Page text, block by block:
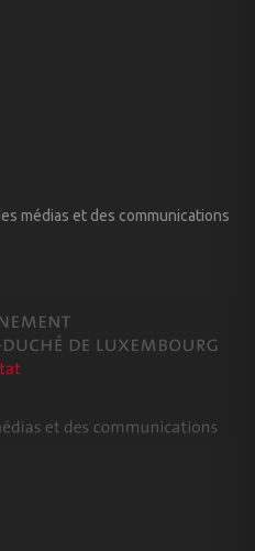
médias et des communications